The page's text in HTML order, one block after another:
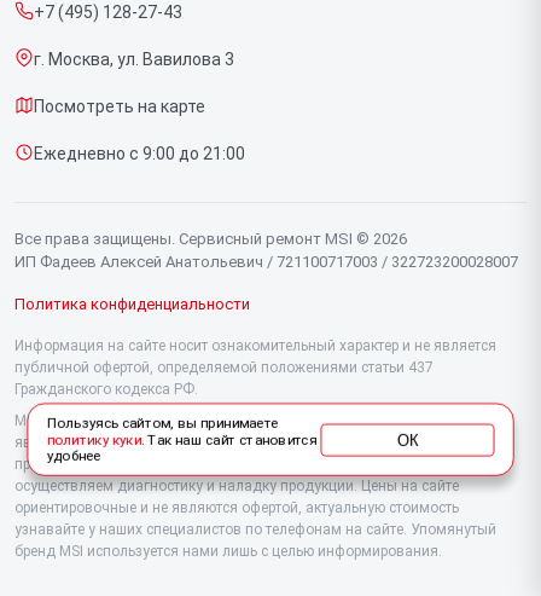
Срочный ремонт
Доставка и способы оплаты
Диагностика
Контакты
+7 (495) 128-27-43
г. Москва, ул. Вавилова 3
Посмотреть на карте
Ежедневно с 9:00 до 21:00
Все права защищены. Сервисный ремонт MSI © 2026
ИП Фадеев Алексей Анатольевич / 721100717003 / 322723200028007
Политика конфиденциальности
Информация на сайте носит ознакомительный характер и не является
публичной офертой, определяемой положениями статьи 437
Гражданского кодекса РФ.
Мы специализируемся на обслуживании и ремонте техники MSI, но не
являемся их официальным представителем. Предоставляем
профессиональные услуги после истечения гарантии, а также
осуществляем диагностику и наладку продукции. Цены на сайте
ориентировочные и не являются офертой, актуальную стоимость
узнавайте у наших специалистов по телефонам на сайте. Упомянутый
бренд MSI используется нами лишь с целью информирования.
Пользуясь сайтом, вы принимаете
политику куки. Так наш сайт становится
удобнее
ОК